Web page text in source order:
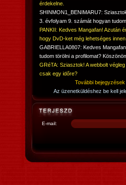
érdekelne.
SHINMON1_BENIMARU7:
3. évfolyam 9. számát hogyan
PANKII: Kedves Mangafan! Azután
hogy DvD-ket még lehetséges
GABRIELLA0807: Kedves
tudom törölni a profilomat?
GRéTA: Sziasztok! A webbolt
csak egy időre?
További bejegyzések
Az üzenetküldéshez be kell
E-mail: